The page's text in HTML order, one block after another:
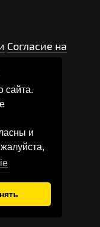
сайта.
и
Согласие на